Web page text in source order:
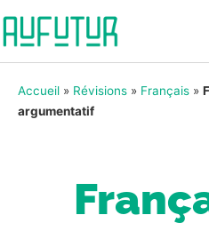
Accueil » Révisions » Français »
argumentatif